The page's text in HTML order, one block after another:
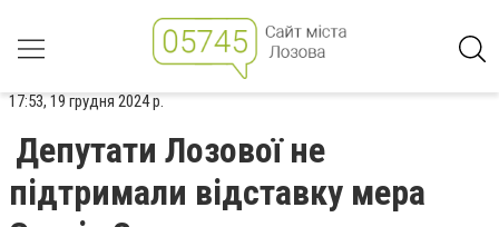
17:53, 19 грудня 2024 р.
Депутати Лозової не
підтримали відставку мера